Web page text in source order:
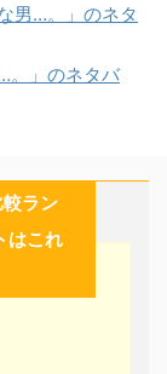
男…。」のネタ
。」のネタバ
ラン
はこれ